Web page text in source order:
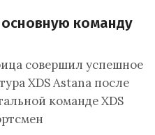
команду
совершил успешное
XDS Astana после
команде XDS